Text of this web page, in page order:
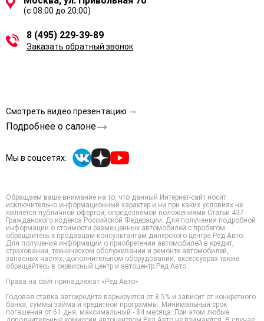
(с 08:00 до 20:00)
8 (495) 229-39-89
Заказать обратный звонок
Смотреть видео презентацию
Подробнее о салоне
Мы в соцсетях:
Обращаем ваше внимание на то, что данный Интернет-сайт носит
исключительно информационный характер и ни при каких условиях не
является публичной офертой, определяемой положениями Статьи 437
Гражданского кодекса Российской Федерации. Для получения подробной
информации о стоимости размещенных автомобилей с пробегом
обращайтесь к продавцам-консультантам дилерского центра Ред Авто.
Для получения информации о приобретении автомобилей в кредит,
страховании, техническом обслуживании и ремонте автомобилей,
запасных частях, дополнительном оборудовании, аксессуарах также
обращайтесь в сервисный центр и автоцентр Ред Авто.
Права на сайт принадлежат «Ред Авто»
Годовая ставка автокредита варьируется от 8.5% и зависит от конкретного
банка, суммы займа и кредитной программы. Минимальный срок
погашения от 61 дня, максимальный - 84 месяца. При этом любые